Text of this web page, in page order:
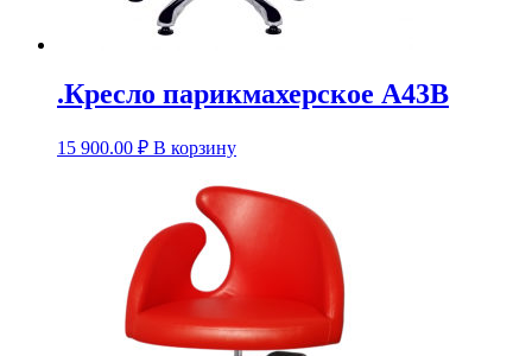
.Кресло парикмахерское А43В
15 900.00 ₽ В корзину